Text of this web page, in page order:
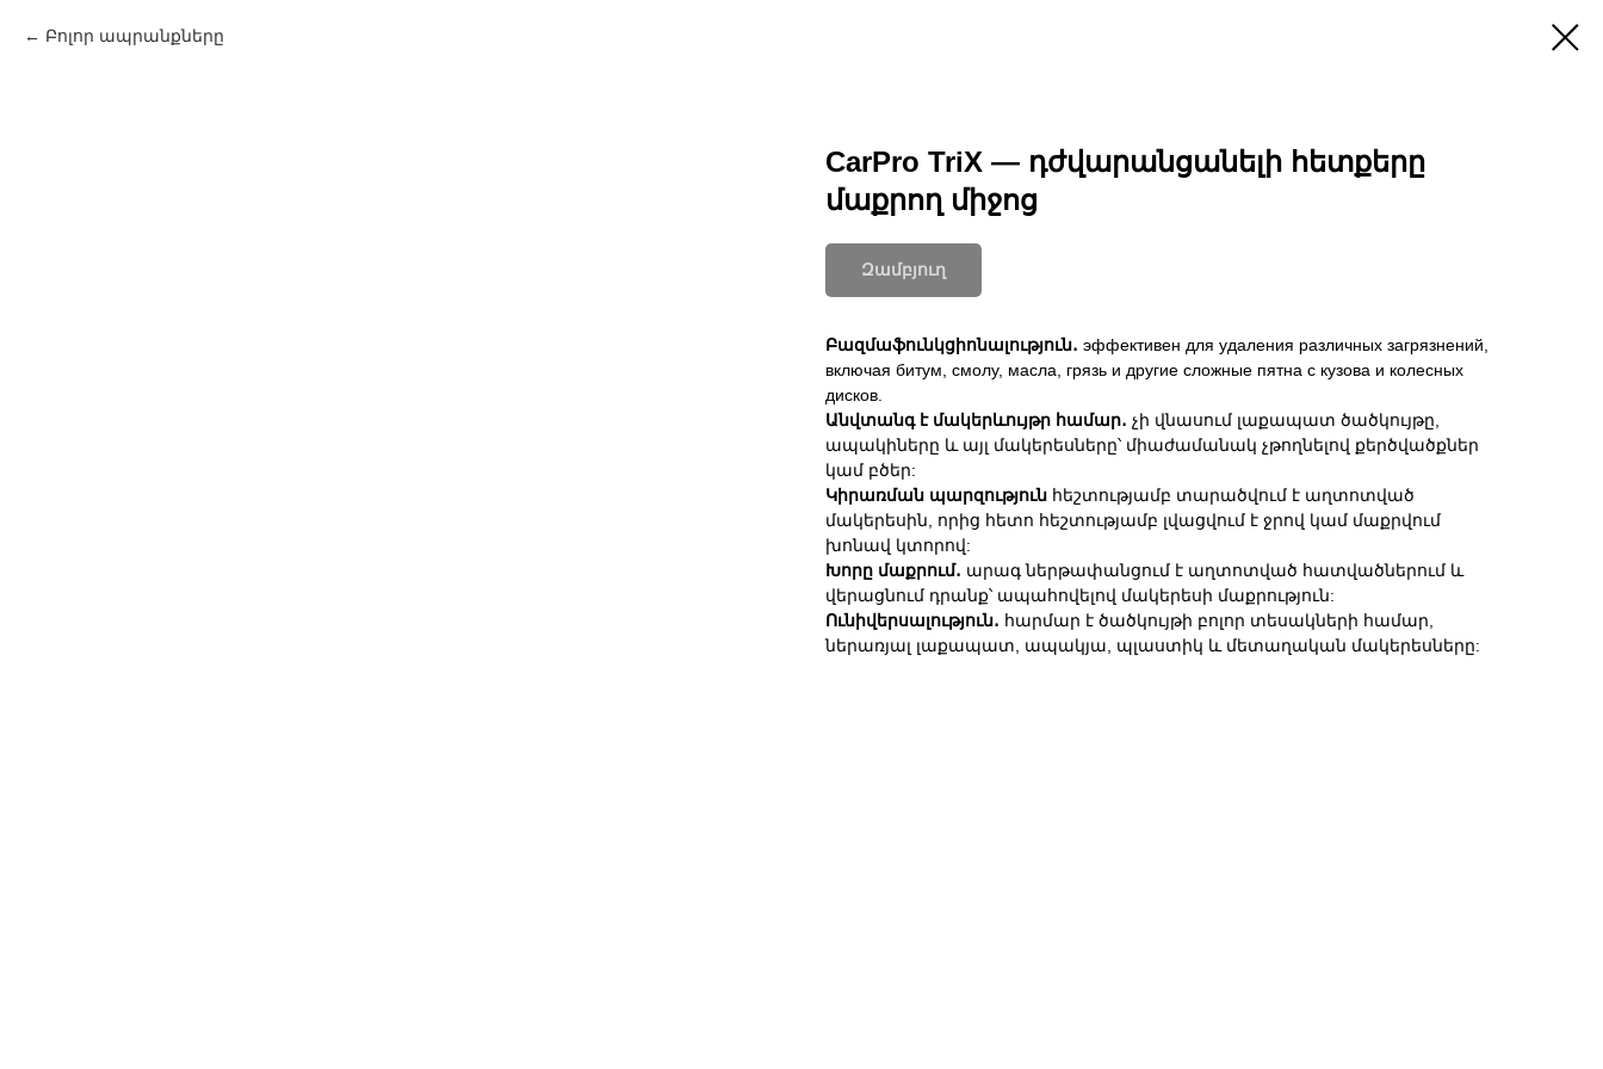
Բոլոր ապրանքները
CarPro TriX — դժվարանցանելի հետքերը
մաքրող միջոց
Զամբյուղ
Բազմաֆունկցիոնալություն․ эффективен для удаления различных загрязнений,
включая битум, смолу, масла, грязь и другие сложные пятна с кузова и колесных
дисков.
Անվտանգ է մակերևույթր համար․ չի վնասում լաքապատ ծածկույթը,
ապակիները և այլ մակերեսները՝ միաժամանակ չթողնելով քերծվածքներ
կամ բծեր:
Կիրառման պարզություն հեշտությամբ տարածվում է աղտոտված
մակերեսին, որից հետո հեշտությամբ լվացվում է ջրով կամ մաքրվում
խոնավ կտորով:
Խորը մաքրում․ արագ ներթափանցում է աղտոտված հատվածներում և
վերացնում դրանք՝ ապահովելով մակերեսի մաքրություն:
Ունիվերսալություն․ հարմար է ծածկույթի բոլոր տեսակների համար,
ներառյալ լաքապատ, ապակյա, պլաստիկ և մետաղական մակերեսները: